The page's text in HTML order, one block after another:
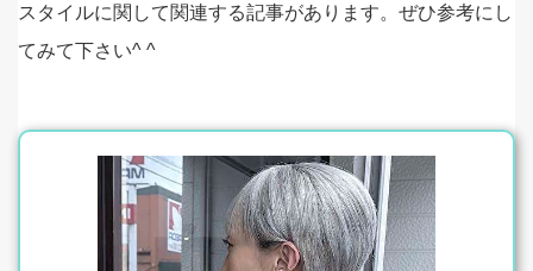
スタイルに関して関連する記事があります。ぜひ参考にし
てみて下さい^ ^